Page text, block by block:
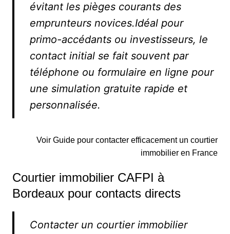
évitant les pièges courants des
emprunteurs novices.Idéal pour
primo-accédants ou investisseurs, le
contact initial se fait souvent par
téléphone ou formulaire en ligne pour
une simulation gratuite rapide et
personnalisée.
Voir Guide pour contacter efficacement un courtier
immobilier en France
Courtier immobilier CAFPI à
Bordeaux pour contacts directs
Contacter un courtier immobilier